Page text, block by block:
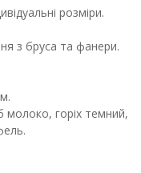
розміри.
з бруса та фанери.
молоко, горіх темний,